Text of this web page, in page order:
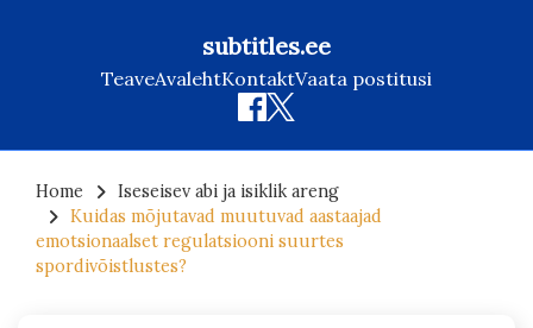
subtitles.ee
TeaveAvalehtKontaktVaata postitusi
content
Home
Iseseisev abi ja isiklik areng
Kuidas mõjutavad muutuvad aastaajad
emotsionaalset regulatsiooni suurtes
spordivõistlustes?